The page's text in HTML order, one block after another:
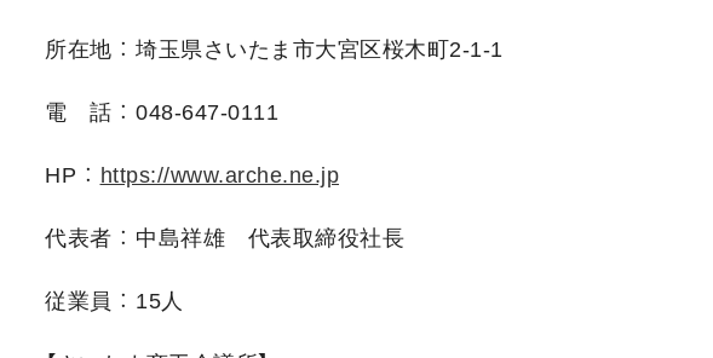
所在地 ： 埼玉県さいたま市大宮区桜木町2-1-1
電 話 ： 048-647-0111
HP ： https://www.arche.ne.jp
代表者 ： 中島祥雄 代表取締役社長
従業員 ： 15人